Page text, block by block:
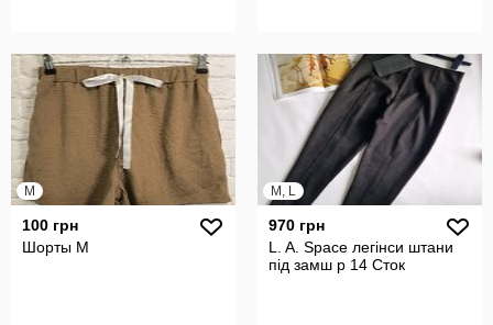
M
100 грн
Шорты M
M, L
970 грн
L. A. Space легінси штани
під замш р 14 Сток